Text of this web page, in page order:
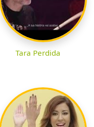
Tara Perdida